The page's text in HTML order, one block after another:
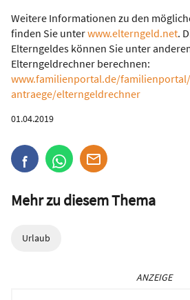
Weitere Informationen zu den
finden Sie unterwww.elterngeld.net.
Elterngeldes können Sie unter
Elterngeldrechner berechnen:
www.familienportal.de/
antraege/elterngeldrechner
01.04.2019
Mehr zu diesem Thema
Urlaub
ANZEIGE